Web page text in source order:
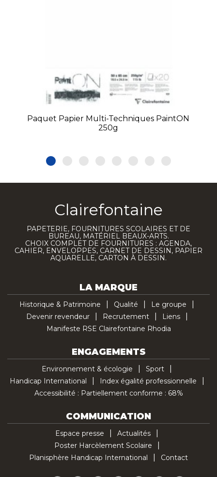
Paquet Papier Multi-Techniques PaintON
250g
Clairefontaine
PAPETERIE, FOURNITURES SCOLAIRES ET DE
BUREAU, MATÉRIEL BEAUX-ARTS.
CHOIX COMPLET DE FOURNITURES : AGENDA,
CAHIER, ENVELOPPES, CARNET DE DESSIN, PAPIER
AQUARELLE, CARTON À DESSIN.
LA MARQUE
Historique & Patrimoine Qualité
Le groupe
Devenir revendeur
Recrutement
Liens
Manifeste RSE Clairefontaine Rhodia
ENGAGEMENTS
Environnement & écologie
Sport
Handicap International
Index égalité professionnelle
Accessibilité : Partiellement conforme : 68%
COMMUNICATION
Espace presse
Actualités
Poster Harcèlement Scolaire
Planisphère Handicap International
Contact